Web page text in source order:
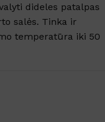
dideles patalpas
salės. Tinka ir
temperatūra iki 50